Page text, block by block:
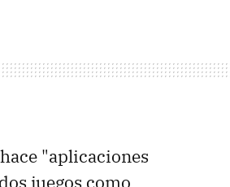
"aplicaciones
juegos como